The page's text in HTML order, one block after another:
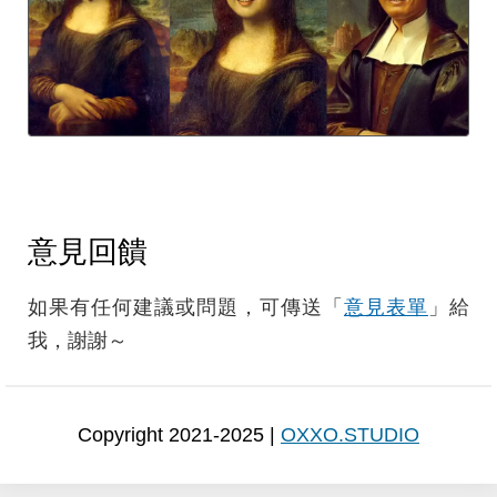
意見回饋
如果有任何建議或問題，可傳送「 意見表單 」給
我，謝謝～
Copyright 2021-2025 | OXXO.STUDIO